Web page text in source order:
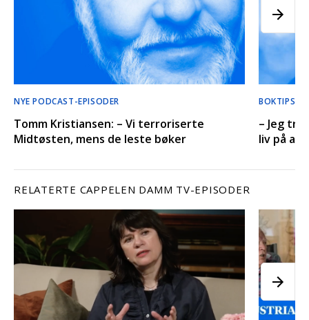
NYE PODCAST-EPISODER
Tomm Kristiansen: – Vi terroriserte
Midtøsten, mens de leste bøker
BOKTIPS’
– Jeg
liv på
RELATERTE CAPPELEN DAMM TV-EPISODER